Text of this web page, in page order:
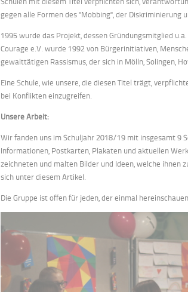
gegen alle Formen des "Mobbing", der Diskriminierung
1995 wurde das Projekt, dessen Gründungsmitglied
Courage e.V. wurde 1992 von Bürgerinitiativen,
gewalttätigen Rassismus, der sich in Mölln, Solingen,
Eine Schule, wie unsere, die diesen Titel trägt,
bei Konflikten einzugreifen.
Unsere Arbeit:
Wir fanden uns im Schuljahr 2018/19 mit insgesamt 9
Informationen, Postkarten, Plakaten und aktuellen
zeichneten und malten Bilder und Ideen, welche ihnen
sich unter diesem Artikel.
Die Gruppe ist offen für jeden, der einmal